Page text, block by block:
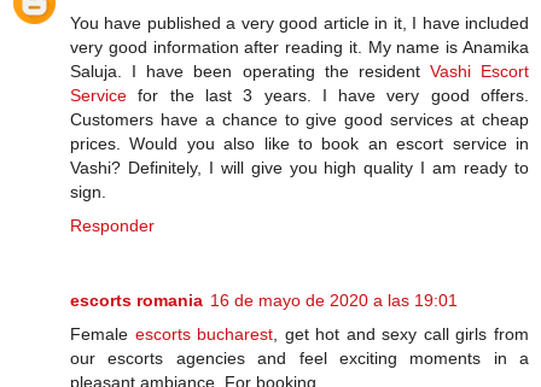
You have published a very good article in it, I have included
very good information after reading it. My name is Anamika
Saluja. I have been operating the resident Vashi Escort
Service for the last 3 years. I have very good offers.
Customers have a chance to give good services at cheap
prices. Would you also like to book an escort service in
Vashi? Definitely, I will give you high quality I am ready to
sign.
Responder
escorts romania 16 de mayo de 2020 a las 19:01
Female escorts bucharest , get hot and sexy call girls from
our escorts agencies and feel exciting moments in a
pleasant ambiance. For booking